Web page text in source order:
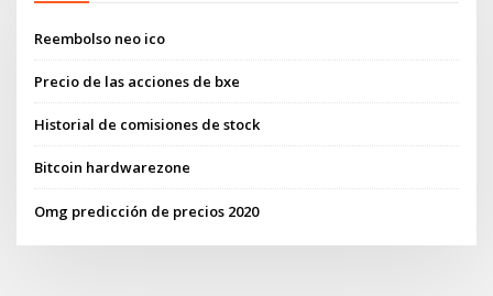
Reembolso neo ico
Precio de las acciones de bxe
Historial de comisiones de stock
Bitcoin hardwarezone
Omg predicción de precios 2020